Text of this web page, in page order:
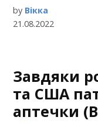
by Вікка
21.08.2022
Завдяки
та США
аптечки